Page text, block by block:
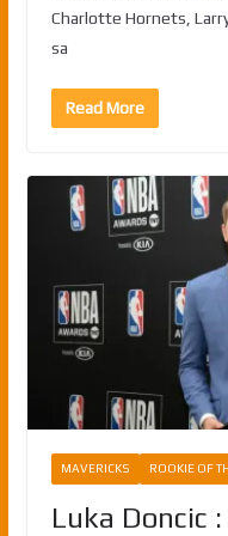
Charlotte Hornets,
sa
Read More
MAVERICKS ROOKIE OF
Luka Doncic